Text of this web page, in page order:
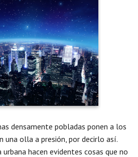
densamente pobladas ponen a los
una olla a presión, por decirlo así.
hacen evidentes cosas que no